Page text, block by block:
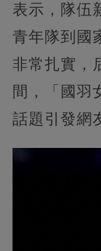
表示，隊伍
青年隊到國
非常扎實，
間，「國羽
話題引發網